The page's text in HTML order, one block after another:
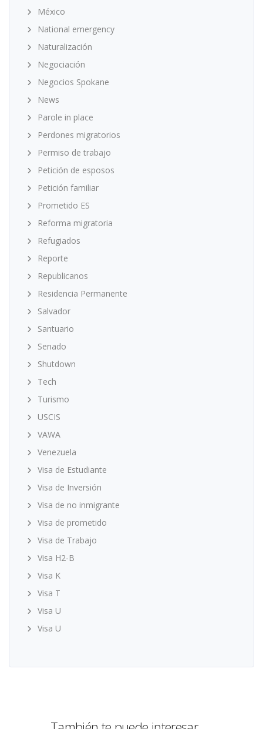
México
National emergency
Naturalización
Negociación
Negocios Spokane
News
Parole in place
Perdones migratorios
Permiso de trabajo
Petición de esposos
Petición familiar
Prometido ES
Reforma migratoria
Refugiados
Reporte
Republicanos
Residencia Permanente
Salvador
Santuario
Senado
Shutdown
Tech
Turismo
USCIS
VAWA
Venezuela
Visa de Estudiante
Visa de Inversión
Visa de no inmigrante
Visa de prometido
Visa de Trabajo
Visa H2-B
Visa K
Visa T
Visa U
Visa U